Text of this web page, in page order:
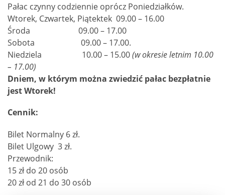
Pałac czynny codziennie oprócz Poniedziałków.
Wtorek, Czwartek, Piątektek 09.00 – 16.00
Środa 09.00 – 17.00
Sobota 09.00 – 17.00.
Niedziela 10.00 – 15.00(w okresie letnim 10.00
– 17.00)
Dniem, w którym można zwiedzić pałac bezpłatnie
jest Wtorek!
Cennik:
Bilet Normalny 6 zł.
Bilet Ulgowy 3 zł.
Przewodnik:
15 zł do 20 osób
20 zł od 21 do 30 osób